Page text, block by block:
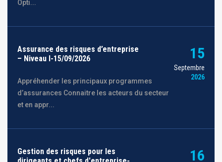
Opti...
Assurance des risques d’entreprise
– Niveau I-15/09/2026
Appréhender les principaux programmes
d’assurances Connaitre les acteurs du secteur
et en appr...
15
Septembre
2026
Gestion des risques pour les
16